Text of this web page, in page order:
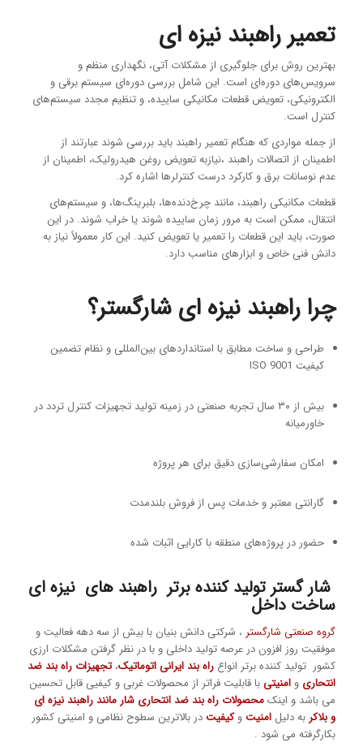
تعمیر راهبند نیزه ای
بهترین روش برای جلوگیری از مشکلات آتی، نگهداری منظم و
سرویس‌های دوره‌ای است. این شامل بررسی دوره‌ای سیستم برقی و
الکترونیکی، تعویض قطعات مکانیکی ساییده، و تنظیم مجدد سیستم‌های
کنترل است.
از جمله مواردی که هنگام تعمیر راهبند باید بررسی شوند عبارتند از
اطمینان از اتصالات راهبند ،نیازبه تعویض روغن هیدرولیک، اطمینان از
عدم نوسانات برق و کارکرد درست کنترلرها اشاره کرد.
قطعات مکانیکی راهبند، مانند چرخ‌دنده‌ها، بلبرینگ‌ها، و سیستم‌های
انتقال، ممکن است به مرور زمان ساییده شوند یا خراب شوند. در این
صورت، باید این قطعات را تعمیر یا تعویض کنید. این کار معمولاً نیاز به
دانش فنی خاص و ابزارهای مناسب دارد.
چرا راهبند نیزه ای شارگستر؟
طراحی و ساخت مطابق با استانداردهای بین‌المللی و نظام تضمین
کیفیت ISO 9001
بیش از ۳۰ سال تجربه صنعتی در زمینه تولید تجهیزات کنترل تردد در
خاورمیانه
امکان سفارشی‌سازی دقیق برای هر پروژه
گارانتی معتبر و خدمات پس از فروش بلندمدت
حضور در پروژه‌های منطقه با کارایی اثبات شده
شار گستر تولید کننده برتر راهبند های نیزه ای
ساخت داخل
گروه صنعتی شارگستر ، شرکتی دانش بنیان با بیش از سه دهه فعالیت و
موفقیت روز افزون در عرصه تولید داخلی و با در نظر گرفتن مشکلات ارزی
کشور تولید کننده برتر انواع راه بند ایرانی اتوماتیک،تجهیزات راه بند ضد
انتحاری و امنیتیبا قابلیت فراتر از محصولات غربی و کیفیی قابل تحسین
می باشد و اینکمحصولات راه بند ضد انتحاری شار مانند راهبند نیزه ای
و بلاکر به دلیل امنیتوکیفیتدر بالاترین سطوح نظامی و امنیتی کشور
بکارگرفته می شود .